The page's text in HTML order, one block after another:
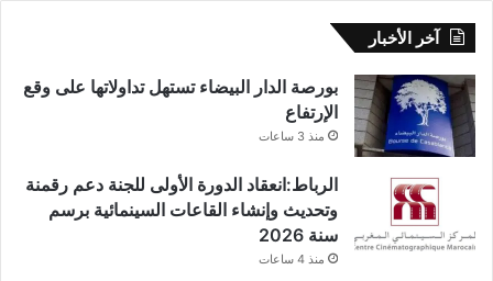
آخر الأخبار
بورصة الدار البيضاء تستهل تداولاتها على وقع
الإرتفاع
منذ 3 ساعات
الرباط:انعقاد الدورة الأولى للجنة دعم رقمنة
وتحديث وإنشاء القاعات السينمائية برسم
سنة 2026
منذ 4 ساعات